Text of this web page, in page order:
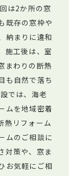
は2か所の窓
既存の窓枠や
納まりに違和
施工後は、室
まわりの断熱
も自然で落ち
では、海老
ムを地域密着
熱リフォーム
ムのご相談に
対策や、窓ま
お気軽にご相